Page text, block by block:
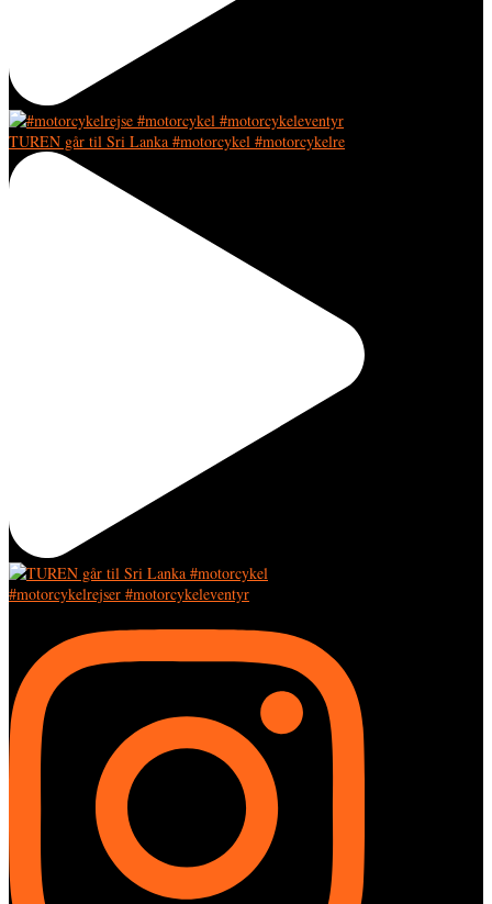
TUREN går til Sri Lanka #motorcykel #motorcykelre